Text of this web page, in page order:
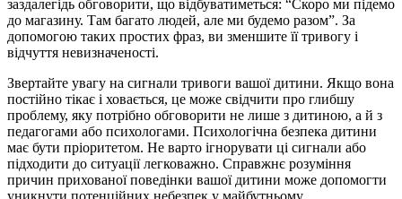
заздалегідь обговорити, що відбуватиметься: “Скоро ми підемо
до магазину. Там багато людей, але ми будемо разом”. За
допомогою таких простих фраз, ви зменшите її тривогу і
відчуття невизначеності.
Звертайте увагу на сигнали тривоги вашої дитини. Якщо вона
постійно тікає і ховається, це може свідчити про глибшу
проблему, яку потрібно обговорити не лише з дитиною, а й з
педагогами або психологами. Психологічна безпека дитини
має бути пріоритетом. Не варто ігнорувати ці сигнали або
підходити до ситуації легковажно. Справжнє розуміння
причин прихованої поведінки вашої дитини може допомогти